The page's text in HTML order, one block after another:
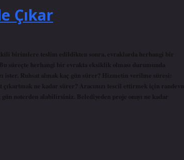
Çıkar
birimlere teslim edildikten sonra, evraklarda herhangi bir
süreçte herhangi bir evrakta eksiklik olması durumunda
ister. Ruhsat almak kaç gün sürer? Hizmetin verilme süresi:
ne kadar sürer? Aracınızı tescil ettirmek için randevu
noterden alabilirsiniz. Belediyeden proje onayı ne kadar